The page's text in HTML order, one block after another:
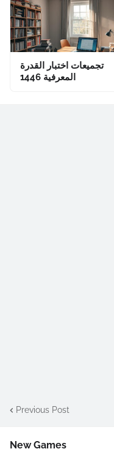
تجميعات اختبار القدرة
المعرفية 1446
Previous Post
New Games